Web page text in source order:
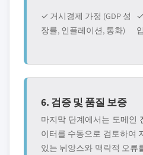
✓ 거시경제 가정 (GDP 성
장률, 인플레이션, 통화)
6. 검증 및 품질 보증
마지막 단계에서는 도메인
이터를 수동으로 검토하여
있는 뉘앙스와 맥락적 오류